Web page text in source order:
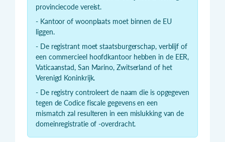
provinciecode vereist.
- Kantoor of woonplaats moet binnen de EU
liggen.
- De registrant moet staatsburgerschap, verblijf of
een commercieel hoofdkantoor hebben in de EER,
Vaticaanstad, San Marino, Zwitserland of het
Verenigd Koninkrijk.
- De registry controleert de naam die is opgegeven
tegen de Codice fiscale gegevens en een
mismatch zal resulteren in een mislukking van de
domeinregistratie of -overdracht.